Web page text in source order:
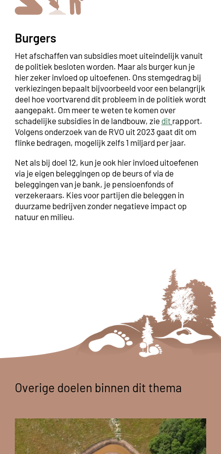
Burgers
Het afschaffen van subsidies moet uiteindelijk vanuit
de politiek besloten worden. Maar als burger kun je
hier zeker invloed op uitoefenen. Ons stemgedrag bij
verkiezingen bepaalt bijvoorbeeld voor een belangrijk
deel hoe voortvarend dit probleem in de politiek wordt
aangepakt. Om meer te weten te komen over
schadelijke subsidies in de landbouw, zie dit rapport.
Volgens onderzoek van de RVO uit 2023 gaat dit om
flinke bedragen, mogelijk zelfs 1 miljard per jaar.
Net als bij doel 12, kun je ook hier invloed uitoefenen
via je eigen beleggingen op de beurs of via de
beleggingen van je bank, je pensioenfonds of
verzekeraars. Kies voor partijen die beleggen in
duurzame bedrijven zonder negatieve impact op
natuur en milieu.
Overige doelen binnen dit thema